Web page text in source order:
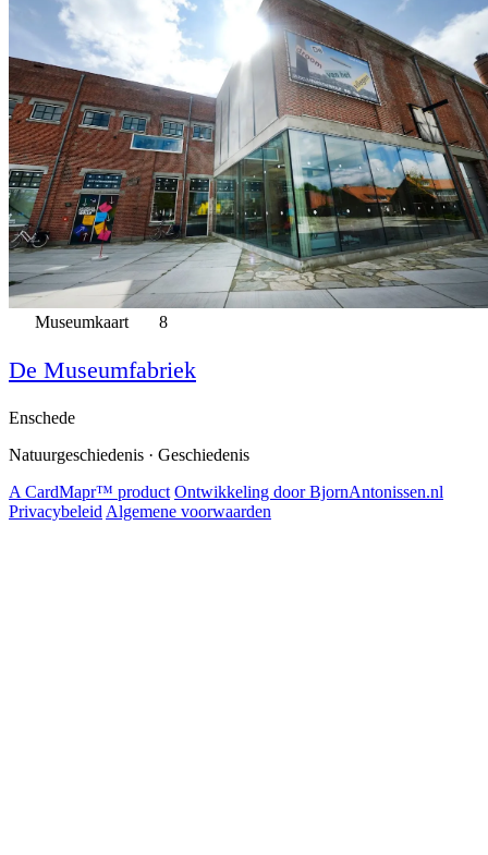
Museumkaart 8
De Museumfabriek
Enschede
Natuurgeschiedenis · Geschiedenis
A CardMapr™ product Ontwikkeling door BjornAntonissen.nl
Privacybeleid Algemene voorwaarden